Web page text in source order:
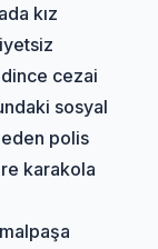
kız
cezai
sosyal
polis
karakola